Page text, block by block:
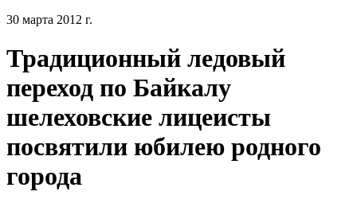
30 марта 2012 г.
Традиционный ледовый
переход по Байкалу
шелеховские лицеисты
посвятили юбилею родного
города